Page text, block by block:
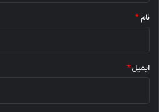
نام*
ایمیل*